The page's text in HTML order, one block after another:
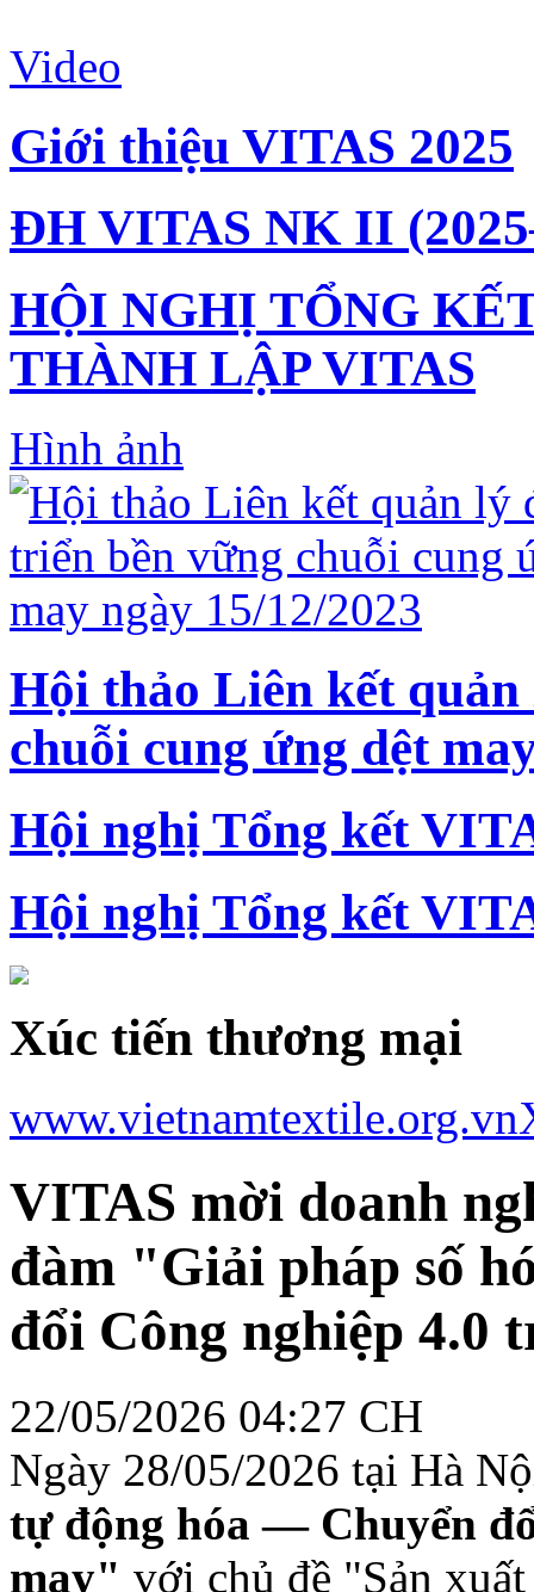
Video
Giới thiệu VITAS 2025
ĐH VITAS NK II
HỘI NGHỊ TỔNG
THÀNH LẬP VITAS
Hình ảnh
Hội thảo Liên kết
chuỗi cung ứng dệt
Hội nghị Tổng kết
Hội nghị Tổng kết
Xúc tiến thương mại
www.vietnamtextile.org.vn
VITAS mời doanh
đàm "Giải pháp số
đổi Công nghiệp 4.0
22/05/2026 04:27 CH
Ngày 28/05/2026 tại Hà
tự động hóa — Chuyển
may" với chủ đề "Sản